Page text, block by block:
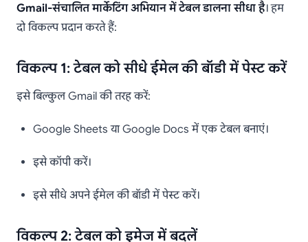
Gmail-संचालित मार्केटिंग अभियान में टेबल डालना सीधा है। हम
दो विकल्प प्रदान करते हैं:
विकल्प 1: टेबल को सीधे ईमेल की बॉडी में पेस्ट करें
इसे बिल्कुल Gmail की तरह करें:
Google Sheets या Google Docs में एक टेबल बनाएं।
इसे कॉपी करें।
इसे सीधे अपने ईमेल की बॉडी में पेस्ट करें।
विकल्प 2: टेबल को इमेज में बदलें